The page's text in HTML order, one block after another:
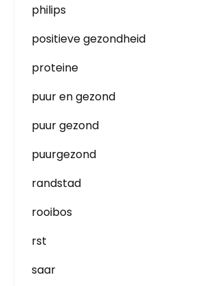
philips
positieve gezondheid
proteine
puur en gezond
puur gezond
puurgezond
randstad
rooibos
rst
saar